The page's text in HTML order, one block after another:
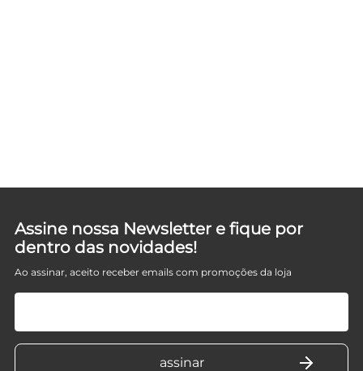
Assine nossa Newsletter e fique por
dentro das novidades!
Ao assinar, aceito receber emails com promoções da loja